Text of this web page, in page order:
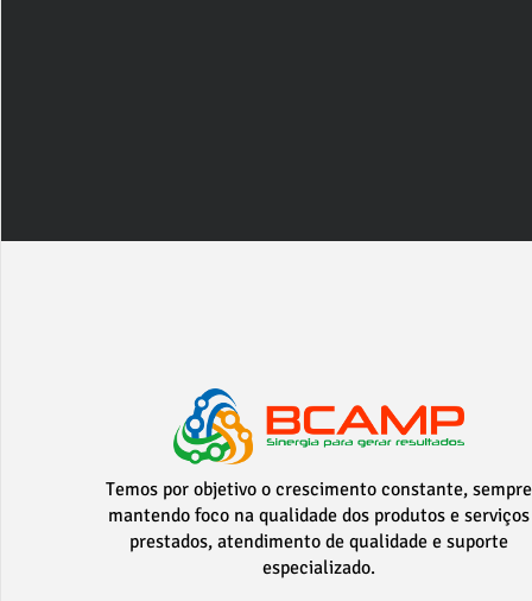
Temos por objetivo o crescimento constante, sempre
mantendo foco na qualidade dos produtos e serviços
prestados, atendimento de qualidade e suporte
especializado.